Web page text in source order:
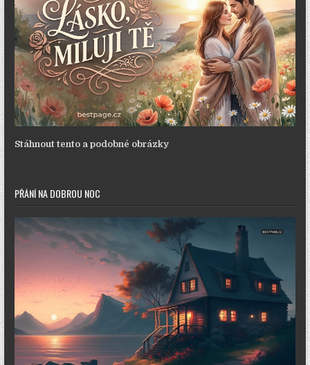
Stáhnout tento a podobné obrázky
PŘÁNÍ NA DOBROU NOC